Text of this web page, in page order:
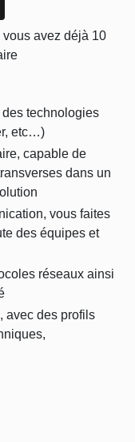
vous avez déjà 10
des technologies
etc…)
capable de
dans un
vous faites
des équipes et
réseaux ainsi
avec des profils